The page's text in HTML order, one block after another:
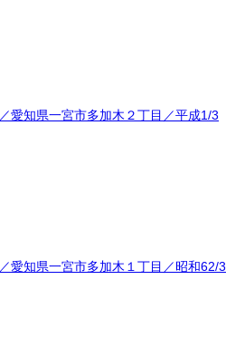
愛知県一宮市多加木２丁目／平成1/3
愛知県一宮市多加木１丁目／昭和62/3